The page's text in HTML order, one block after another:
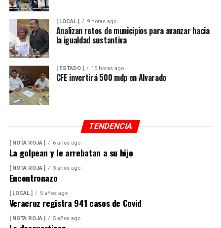
[ LOCAL ] 9 horas ago
Analizan retos de municipios para avanzar hacia
la igualdad sustantiva
[ ESTADO ] 15 horas ago
CFE invertirá 500 mdp en Alvarado
TENDENCIA
[ NOTA ROJA ] 6 años ago
La golpean y le arrebatan a su hijo
[ NOTA ROJA ] 3 años ago
Encontronazo
[ LOCAL ] 5 años ago
Veracruz registra 941 casos de Covid
[ NOTA ROJA ] 5 años ago